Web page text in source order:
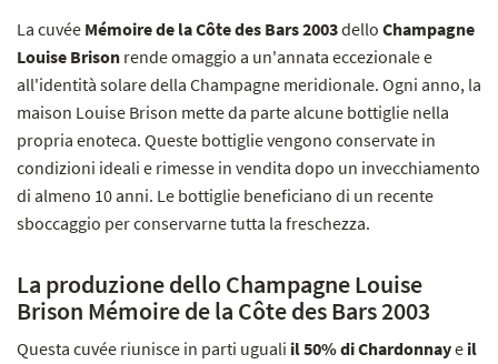
La cuvée Mémoire de la Côte des Bars 2003dello Champagne
Louise Brison rende omaggio a un'annata eccezionale e
all'identità solare della Champagne meridionale. Ogni anno, la
maison Louise Brison mette da parte alcune bottiglie nella
propria enoteca. Queste bottiglie vengono conservate in
condizioni ideali e rimesse in vendita dopo un invecchiamento
di almeno 10 anni. Le bottiglie beneficiano di un recente
sboccaggio per conservarne tutta la freschezza.
La produzione dello Champagne Louise
Brison Mémoire de la Côte des Bars 2003
Questa cuvée riunisce in parti uguali il 50% di Chardonnaye il